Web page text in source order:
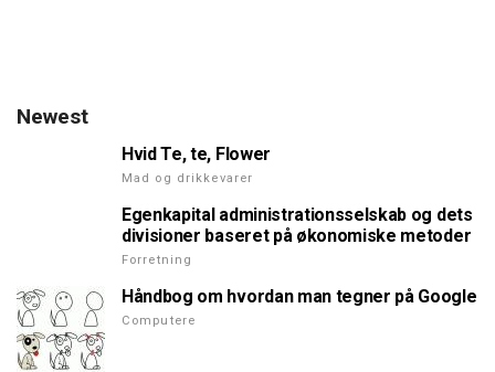
Newest
Hvid Te, te, Flower
Mad og drikkevarer
Egenkapital administrationsselskab og dets
divisioner baseret på økonomiske metoder
Forretning
Håndbog om hvordan man tegner på Google
Computere